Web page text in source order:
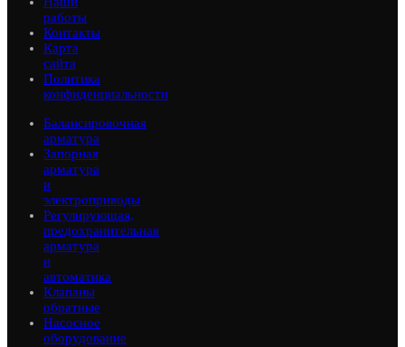
работы
Контакты
Карта
сайта
Политика
конфиденциальности
Балансировочная
арматура
Запорная
арматура
и
электроприводы
Регулирующая,
предохранительная
арматура
и
автоматика
Клапаны
обратные
Насосное
оборудование